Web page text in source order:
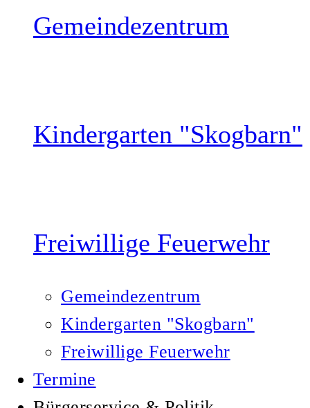
Gemeindezentrum
Kindergarten "Skogbarn"
Freiwillige Feuerwehr
Gemeindezentrum
Kindergarten "Skogbarn"
Freiwillige Feuerwehr
Termine